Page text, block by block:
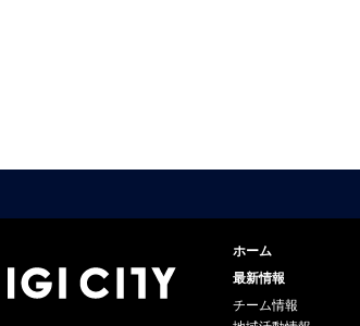
ホーム
最新情報
チーム情報